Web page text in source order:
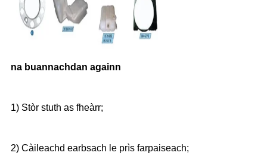
na buannachdan againn
1) Stòr stuth as fheàrr;
2) Càileachd earbsach le prìs farpaiseach;